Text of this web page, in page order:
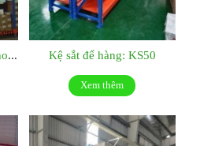
Kệ sắt để hàng: KS50
Xem thêm